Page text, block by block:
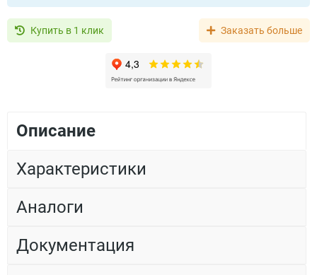
Купить в 1 клик Заказать больше
Описание
Характеристики
Аналоги
Документация